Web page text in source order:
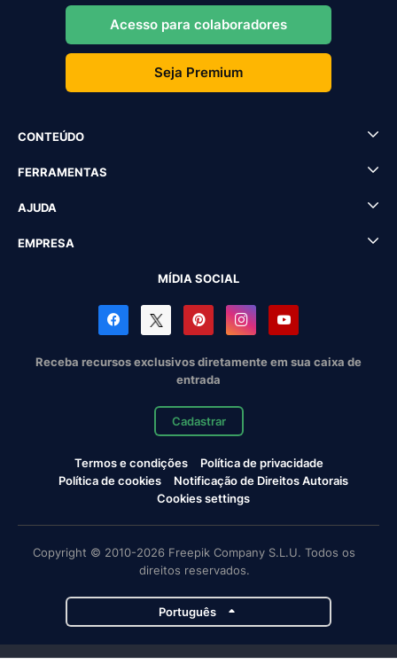
Acesso para colaboradores
Seja Premium
CONTEÚDO
FERRAMENTAS
AJUDA
EMPRESA
MÍDIA SOCIAL
Receba recursos exclusivos diretamente em sua caixa de
entrada
Cadastrar
Termos e condições
Política de privacidade
Política de cookies
Notificação de Direitos Autorais
Cookies settings
Copyright © 2010-2026 Freepik Company S.L.U. Todos os
direitos reservados.
Português